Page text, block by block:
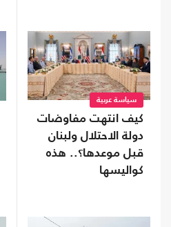
سياسة عربية
كيف انتهت مفاوضات
دولة الاحتلال ولبنان
قبل موعدها؟.. هذه
كواليسها